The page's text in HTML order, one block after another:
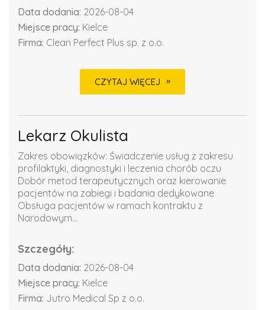
Data dodania: 2026-08-04
Miejsce pracy: Kielce
Firma: Clean Perfect Plus sp. z o.o.
CZYTAJ WIĘCEJ
Lekarz Okulista
Zakres obowiązków: Świadczenie usług z zakresu
profilaktyki, diagnostyki i leczenia chorób oczu
Dobór metod terapeutycznych oraz kierowanie
pacjentów na zabiegi i badania dedykowane
Obsługa pacjentów w ramach kontraktu z
Narodowym...
Szczegóły:
Data dodania: 2026-08-04
Miejsce pracy: Kielce
Firma: Jutro Medical Sp z o.o.